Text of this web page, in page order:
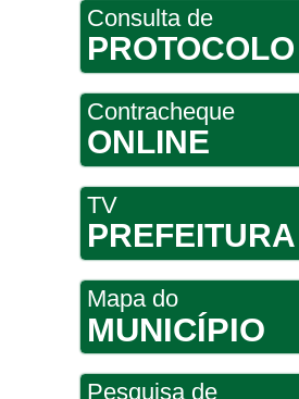
Consulta de
PROTOCOLO
Contracheque
ONLINE
TV
PREFEITURA
Mapa do
MUNICÍPIO
Pesquisa de